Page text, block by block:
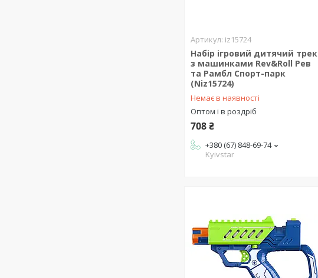
iz15724
Набір ігровий дитячий трек
з машинками Rev&Roll Рев
та Рамбл Спорт-парк
(Niz15724)
Немає в наявності
Оптом і в роздріб
708 ₴
+380 (67) 848-69-74
Kyivstar